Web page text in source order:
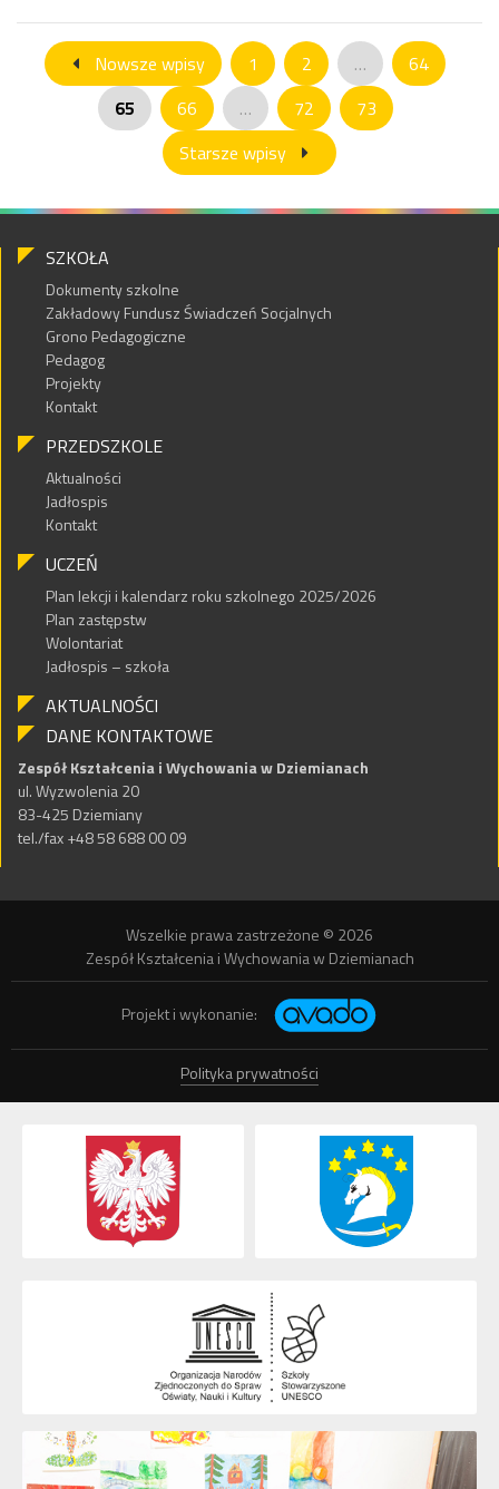
Nowsze wpisy 1 2 …
64
65
66 … 72
73
Starsze wpisy
SZKOŁA
Dokumenty szkolne
Zakładowy Fundusz Świadczeń Socjalnych
Grono Pedagogiczne
Pedagog
Projekty
Kontakt
PRZEDSZKOLE
Aktualności
Jadłospis
Kontakt
UCZEŃ
Plan lekcji i kalendarz roku szkolnego 2025/2026
Plan zastępstw
Wolontariat
Jadłospis – szkoła
AKTUALNOŚCI
DANE KONTAKTOWE
Zespół Kształcenia i Wychowania w Dziemianach
ul. Wyzwolenia 20
83-425 Dziemiany
tel./fax +48 58 688 00 09
Wszelkie prawa zastrzeżone © 2026
Zespół Kształcenia i Wychowania w Dziemianach
Projekt i wykonanie:
Polityka prywatności